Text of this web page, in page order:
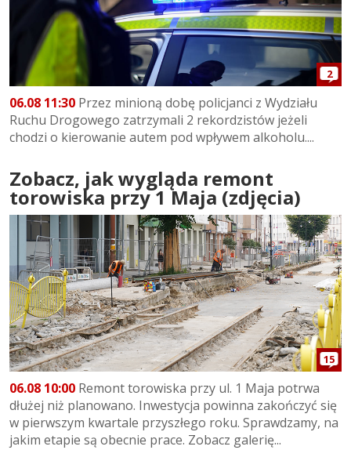
2
06.08 11:30 Przez minioną dobę policjanci z Wydziału
Ruchu Drogowego zatrzymali 2 rekordzistów jeżeli
chodzi o kierowanie autem pod wpływem alkoholu....
Zobacz, jak wygląda remont
torowiska przy 1 Maja (zdjęcia)
15
06.08 10:00 Remont torowiska przy ul. 1 Maja potrwa
dłużej niż planowano. Inwestycja powinna zakończyć się
w pierwszym kwartale przyszłego roku. Sprawdzamy, na
jakim etapie są obecnie prace. Zobacz galerię...